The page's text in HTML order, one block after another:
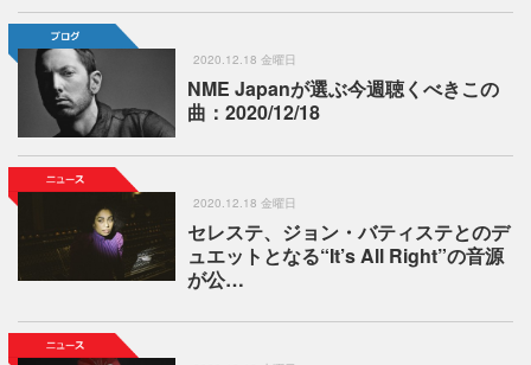
2020.12.18 金曜日
NME Japanが選ぶ今週聴くべきこの
曲：2020/12/18
2020.12.18 金曜日
セレステ、ジョン・バティステとのデ
ュエットとなる“It’s All Right”の音源
が公…